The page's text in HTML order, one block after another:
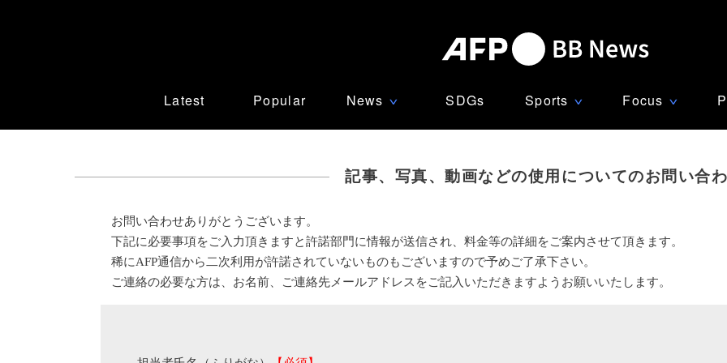
Latest Popular News ∨ SDGs Sports ∨ Focus ∨
記事、写真、動画などの使用についてのお問い合
お問い合わせありがとうございます。
下記に必要事項をご入力頂きますと許諾部門に情報が送信され、料金等の詳細をご案内させて頂きます。
稀にAFP通信から二次利用が許諾されていないものもございますので予めご了承下さい。
ご連絡の必要な方は、お名前、ご連絡先メールアドレスをご記入いただきますようお願いいたします。